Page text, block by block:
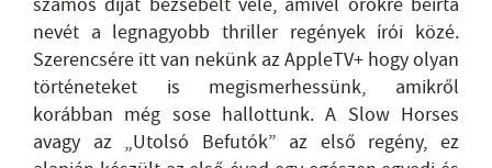
nevét a legnagyobb thriller regények írói közé.
Szerencsére itt van nekünk az AppleTV+ hogy olyan
történeteket is megismerhessünk, amikről
korábban még sose hallottunk. A Slow Horses
avagy az „Utolsó Befutók” az első regény, ez